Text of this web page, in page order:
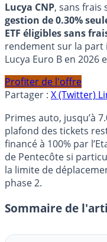
Lucya CNP, sans frais
gestion de 0.30%
ETF éligibles sans
rendement sur la part
Lucya Euro B en 2026
Profiter de l'offre
Partager : X (Twitter)
Primes auto, jusqu’à
plafond des tickets
financé à 100% par
de Pentecôte si
la limite de
phase 2.
Sommaire de